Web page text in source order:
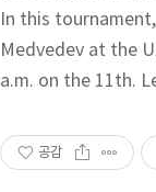
In this
Medvedev at the
a.m. on the 11th.
공감